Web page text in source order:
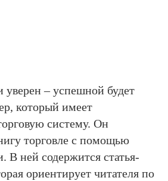
уверен – успешной будет
который имеет
систему. Он
торговле с помощью
В ней содержится статья-
ориентирует читателя по